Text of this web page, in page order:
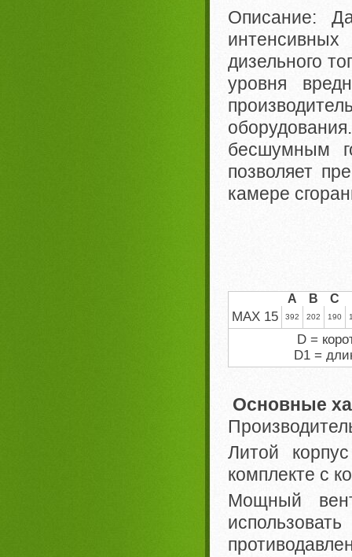
Описание:
дизельного
уровня
бесшумным
позволяет
камере
A B C
MAX 15 392 202 190
D =
D1 =
Основные
Литой
комплекте с
Мощный